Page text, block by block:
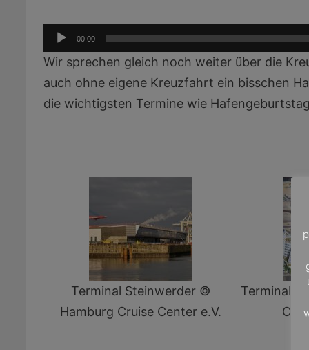
Audio-
Player
00:00
Wir sprechen gleich noch weiter über die
auch ohne eigene Kreuzfahrt ein bisschen
die wichtigsten Termine wie
Terminal Steinwerder ©
Hamburg Cruise Center e.V.
Terminal